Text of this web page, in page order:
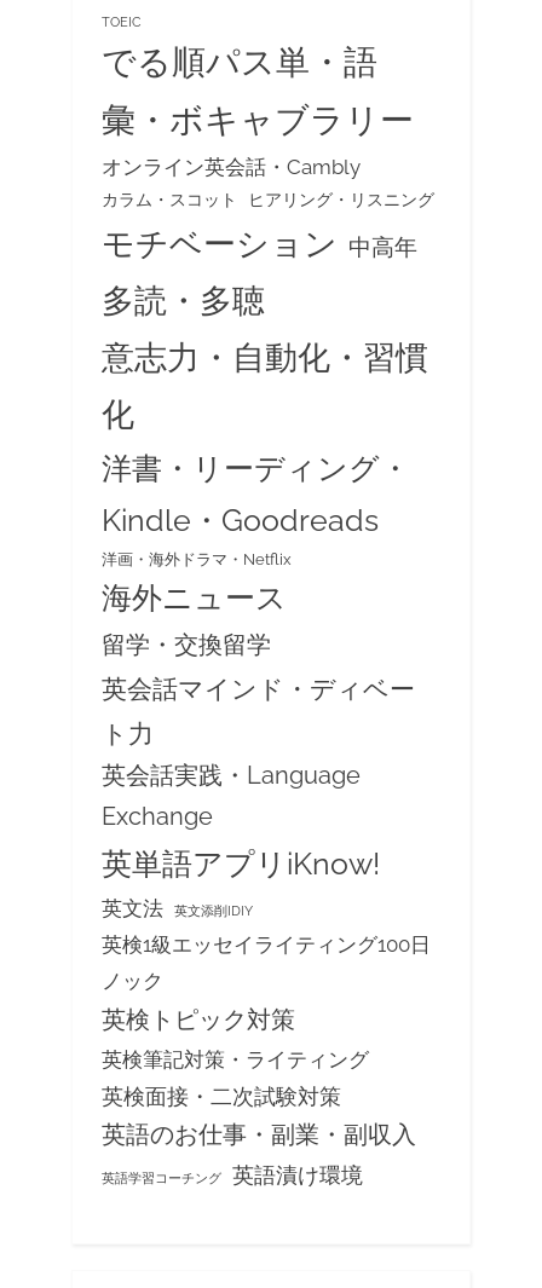
TOEIC
でる順パス単・語
彙・ボキャブラリー
オンライン英会話・Cambly
カラム・スコット ヒアリング・リスニング
モチベーション 中高年
多読・多聴
意志力・自動化・習慣
化
洋書・リーディング・
Kindle・Goodreads
洋画・海外ドラマ・Netflix
海外ニュース
留学・交換留学
英会話マインド・ディベー
ト力
英会話実践・Language
Exchange
英単語アプリiKnow!
英文法 英文添削IDIY
英検1級エッセイライティング100日
ノック
英検トピック対策
英検筆記対策・ライティング
英検面接・二次試験対策
英語のお仕事・副業・副収入
英語学習コーチング 英語漬け環境